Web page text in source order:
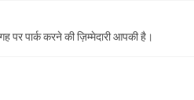
पर पार्क करने की ज़िम्मेदारी आपकी है।